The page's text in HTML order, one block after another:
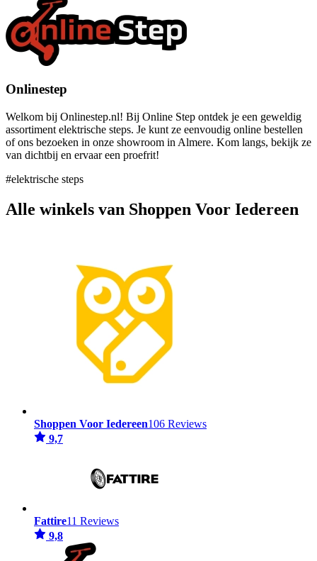
Onlinestep
Welkom bij Onlinestep.nl! Bij Online Step ontdek je een geweldig
assortiment elektrische steps. Je kunt ze eenvoudig online bestellen
of ons bezoeken in onze showroom in Almere. Kom langs, bekijk ze
van dichtbij en ervaar een proefrit!
#elektrische steps
Alle winkels van Shoppen Voor Iedereen
Shoppen Voor Iedereen106 Reviews
9,7
Fattire11 Reviews
9,8